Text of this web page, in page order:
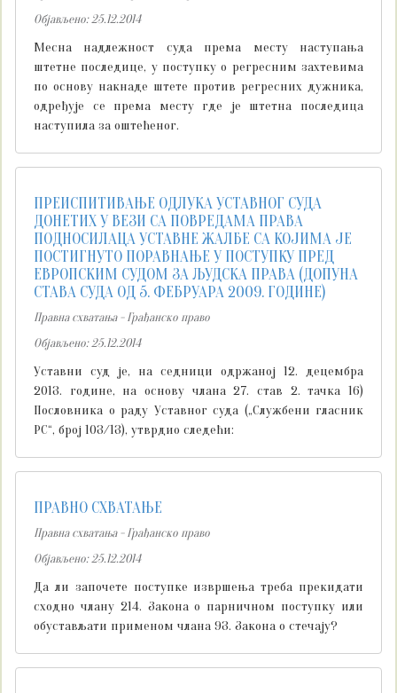
Објављено: 25.12.2014
Месна надлежност суда према месту наступања
штетне последице, у поступку о регресним захтевима
по основу накнаде штете против регресних дужника,
одређује се према месту где је штетна последица
наступила за оштећеног.
ПРЕИСПИТИВАЊЕ ОДЛУКА УСТАВНОГ СУДА
ДОНЕТИХ У ВЕЗИ СА ПОВРЕДАМА ПРАВА
ПОДНОСИЛАЦА УСТАВНЕ ЖАЛБЕ СА КОЈИМА ЈЕ
ПОСТИГНУТО ПОРАВНАЊЕ У ПОСТУПКУ ПРЕД
ЕВРОПСКИМ СУДОМ ЗА ЉУДСКА ПРАВА (ДОПУНА
СТАВА СУДА ОД 5. ФЕБРУАРА 2009. ГОДИНЕ)
Правна схватања - Грађанско право
Објављено: 25.12.2014
Уставни суд је, на седници одржаној 12. децембра
2013. године, на основу члана 27. став 2. тачка 16)
Пословника о раду Уставног суда („Службени гласник
РС“, број 103/13), утврдио следећи:
ПРАВНО СХВАТАЊЕ
Правна схватања - Грађанско право
Објављено: 25.12.2014
Да ли започете поступке извршења треба прекидати
сходно члану 214. Закона о парничном поступку или
обустављати применом члана 93. Закона о стечају?